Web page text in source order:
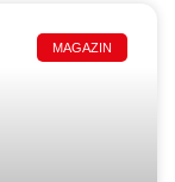
MAGAZIN